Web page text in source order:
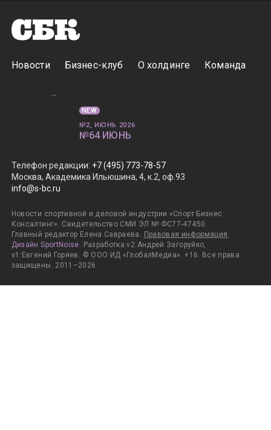
Новости Бизнес-клуб О холдинге Команда
Телефон редакции: +7 (495) 773-78-57
Москва, Академика Ильюшина, 4, к.2, оф.93
info@s-bc.ru
Новости спортивной и деловой индустрии «Спорт Бизнес
Консалтинг». Свидетельство СМИ ЭЛ № ФС77-47450.
Главный редактор Елена Савраева. Правовая информация.
Дизайн SportNoise. Разработка v2:Андрей Загоруйко,
v1:Евгений Горяев. © ООО ИД «ГлобалМедиа». +16. Все права
защищены. 2011–2026.
NEW
№2, ИЮНЬ 2026
№64 ИЮНЬ